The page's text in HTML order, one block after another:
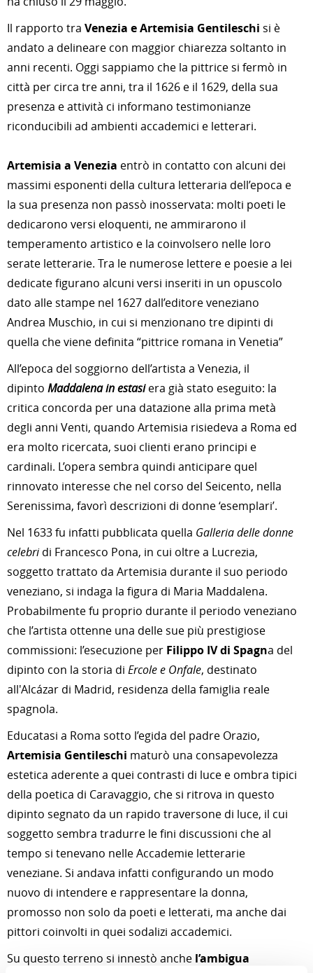
Il rapporto tra Venezia e Artemisia Gentileschi si è
andato a delineare con maggior chiarezza soltanto in
anni recenti. Oggi sappiamo che la pittrice si fermò in
città per circa tre anni, tra il 1626 e il 1629, della sua
presenza e attività ci informano testimonianze
riconducibili ad ambienti accademici e letterari.
Artemisia a Venezia entrò in contatto con alcuni dei
massimi esponenti della cultura letteraria dell’epoca e
la sua presenza non passò inosservata: molti poeti le
dedicarono versi eloquenti, ne ammirarono il
temperamento artistico e la coinvolsero nelle loro
serate letterarie. Tra le numerose lettere e poesie a lei
dedicate figurano alcuni versi inseriti in un opuscolo
dato alle stampe nel 1627 dall’editore veneziano
Andrea Muschio, in cui si menzionano tre dipinti di
quella che viene definita “pittrice romana in Venetia”
All’epoca del soggiorno dell’artista a Venezia, il
dipinto Maddalena in estasi era già stato eseguito: la
critica concorda per una datazione alla prima metà
degli anni Venti, quando Artemisia risiedeva a Roma ed
era molto ricercata, suoi clienti erano principi e
cardinali. L’opera sembra quindi anticipare quel
rinnovato interesse che nel corso del Seicento, nella
Serenissima, favorì descrizioni di donne ‘esemplari’.
Nel 1633 fu infatti pubblicata quella Galleria delle donne
celebri di Francesco Pona, in cui oltre a Lucrezia,
soggetto trattato da Artemisia durante il suo periodo
veneziano, si indaga la figura di Maria Maddalena.
Probabilmente fu proprio durante il periodo veneziano
che l’artista ottenne una delle sue più prestigiose
commissioni: l’esecuzione per Filippo IV di Spagna del
dipinto con la storia di Ercole e Onfale, destinato
all'Alcázar di Madrid, residenza della famiglia reale
spagnola.
Educatasi a Roma sotto l’egida del padre Orazio,
Artemisia Gentileschi maturò una consapevolezza
estetica aderente a quei contrasti di luce e ombra tipici
della poetica di Caravaggio, che si ritrova in questo
dipinto segnato da un rapido traversone di luce, il cui
soggetto sembra tradurre le fini discussioni che al
tempo si tenevano nelle Accademie letterarie
veneziane. Si andava infatti configurando un modo
nuovo di intendere e rappresentare la donna,
promosso non solo da poeti e letterati, ma anche dai
pittori coinvolti in quei sodalizi accademici.
Su questo terreno si innestò anche l’ambigua